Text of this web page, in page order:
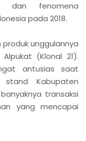
dan fenomena
pada 2018.
unggulannya
(Klonal 21).
antusias saat
stand Kabupaten
transaksi
yang mencapai